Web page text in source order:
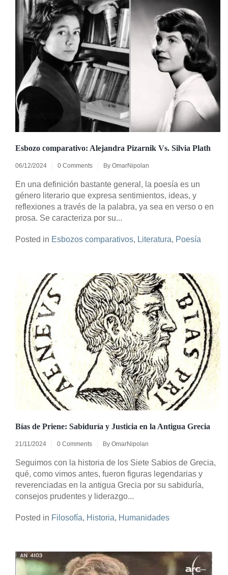
Esbozo comparativo: Alejandra Pizarnik Vs. Silvia Plath
06/12/2024 0 Comments By OmarNipolan
En una definición bastante general, la poesía es un
género literario que expresa sentimientos, ideas, y
reflexiones a través de la palabra, ya sea en verso o en
prosa. Se caracteriza por su...
Posted in Esbozos comparativos, Literatura, Poesía
Bías de Priene: Sabiduría y Justicia en la Antigua Grecia
21/11/2024 0 Comments By OmarNipolan
Seguimos con la historia de los Siete Sabios de Grecia,
qué, como vimos antes, fueron figuras legendarias y
reverenciadas en la antigua Grecia por su sabiduría,
consejos prudentes y liderazgo...
Posted in Filosofía, Historia, Humanidades